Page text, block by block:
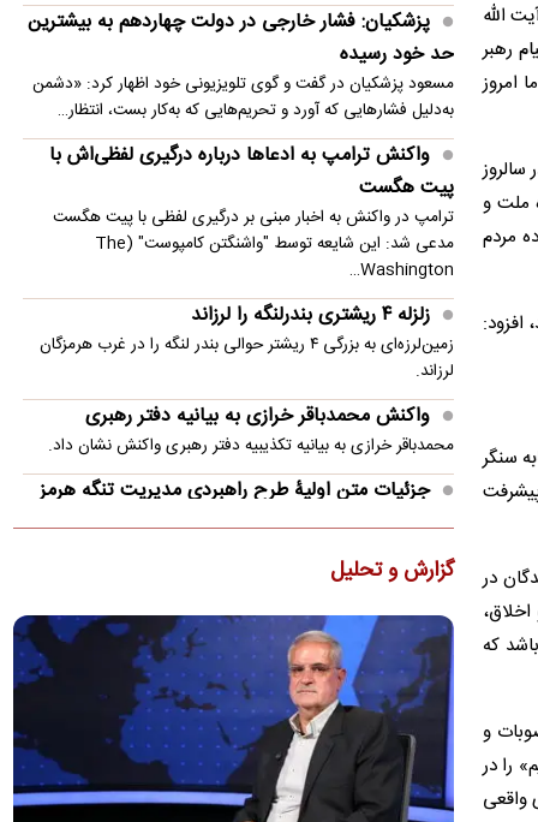
آیت الله
رهبر
امروز
ملت و
مردم
افزود:
سنگر
در
که
و
را در
واقعی
مصر خواستار تدوین چشم‌انداز مشترک عربی برای
امنیت منطقه شد
انفجار در حومه دمشق چند کشته و زخمی برجا
گذاشت
پزشکیان: فشار خارجی در دولت چهاردهم به بیشترین
حد خود رسیده
مسعود پزشکیان در گفت و گوی تلویزیونی خود اظهار کرد: «دشمن
به‌دلیل فشارهایی که آورد و تحریم‌هایی که به‌کار بست، انتظار…
واکنش ترامپ به ادعاها درباره درگیری لفظی‌اش با
پیت هگست
ترامپ در واکنش به اخبار مبنی بر درگیری لفظی با پیت هگست
مدعی شد: این شایعه توسط "واشنگتن کامپوست" (The
Washington…
زلزله ۴ ریشتری بندرلنگه را لرزاند
زمین‌لرزه‌ای به بزرگی ۴ ریشتر حوالی بندر لنگه را در غرب هرمزگان
لرزاند.
واکنش محمدباقر خرازی به بیانیه دفتر رهبری
محمدباقر خرازی به بیانیه تکذیبیه دفتر رهبری واکنش نشان داد.
جزئیات متن اولیۀ طرح راهبردی مدیریت تنگه هرمز
منتشر شد
عضو هیئت‌رئیسه مجلس گفت: متن اولیۀ طرح «اقدام راهبردی
تأمین امنیت و پیشرفت پایدار تنگۀ هرمز و خلیج‌فارس» در
پزشکیان: ۴۷ سال است می‌خواهیم درست کار کنیم،
می‌گویند الان وقتش نیست!
مسعود پزشکیان گفت: ۴۷ سال است می‌خواهیم درست کار کنیم،
می‌گویند الان وقتش نیست! ایران خودرو را واگذار کردیم و به
تبعش…
ضرغامی: تغییر ریل، عین بصیرت است/ فرصت
گزارش و تحلیل